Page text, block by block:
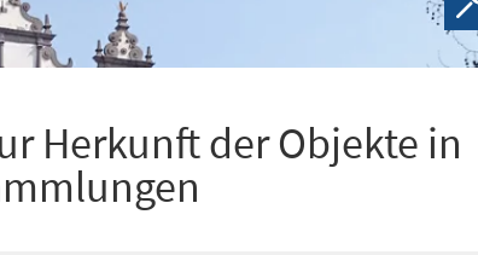
Herkunft der Objekte in